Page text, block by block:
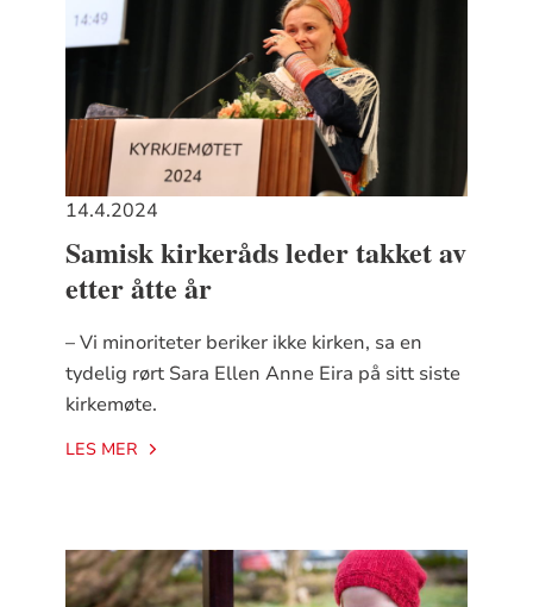
14.4.2024
Samisk kirkeråds leder takket av
etter åtte år
– Vi minoriteter beriker ikke kirken, sa en
tydelig rørt Sara Ellen Anne Eira på sitt siste
kirkemøte.
LES MER